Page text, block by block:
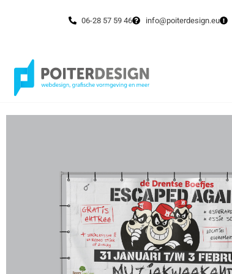
06-28 57 59 46 info@poiterdesign.eu